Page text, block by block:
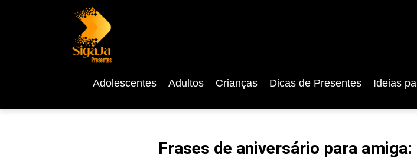
Adolescentes Adultos Crianças Dicas de Presentes Ideias
Frases de aniversário para